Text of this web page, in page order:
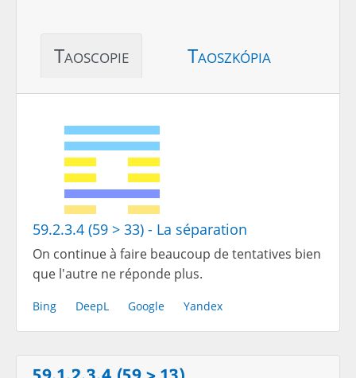
Taoscopie Taoszkópia
59.2.3.4 (59 > 33) - La séparation
On continue à faire beaucoup de tentatives bien
que l'autre ne réponde plus.
Bing DeepL Google Yandex
59.1.2.3.4 (59 > 13)